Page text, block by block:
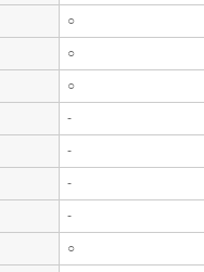
○
○
○
-
-
-
-
○